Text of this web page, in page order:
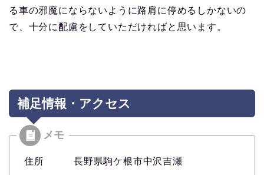
る車の邪魔にならないように路肩に停めるしかないの
で、十分に配慮をしていただければと思います。
補足情報・アクセス
住所 長野県駒ケ根市中沢吉瀬